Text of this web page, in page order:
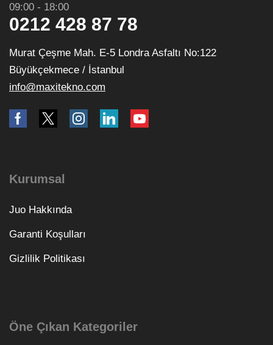
09:00 - 18:00
0212 428 87 78
Murat Çeşme Mah. E-5 Londra Asfaltı No:122
Büyükçekmece / İstanbul
info@maxitekno.com
Kurumsal
Juo Hakkında
Garanti Koşulları
Gizlilik Politikası
Öne Çıkan Kategoriler